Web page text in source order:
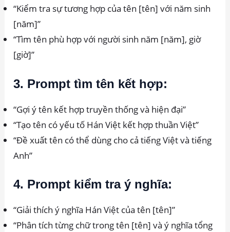
“Kiểm tra sự tương hợp của tên [tên] với năm sinh
[năm]”
“Tìm tên phù hợp với người sinh năm [năm], giờ
[giờ]”
3. Prompt tìm tên kết hợp:
“Gợi ý tên kết hợp truyền thống và hiện đại”
“Tạo tên có yếu tố Hán Việt kết hợp thuần Việt”
“Đề xuất tên có thể dùng cho cả tiếng Việt và tiếng
Anh”
4. Prompt kiểm tra ý nghĩa:
“Giải thích ý nghĩa Hán Việt của tên [tên]”
“Phân tích từng chữ trong tên [tên] và ý nghĩa tổng